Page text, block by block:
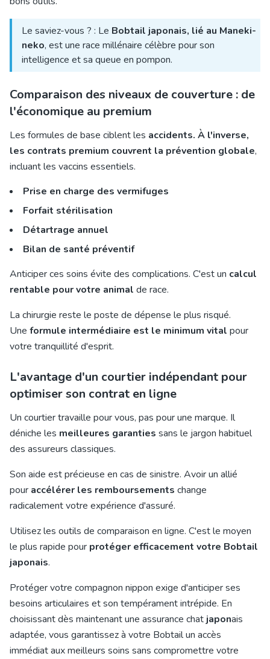
Le saviez-vous ? : Le Bobtail japonais, lié au Maneki-
neko, est une race millénaire célèbre pour son
intelligence et sa queue en pompon.
Comparaison des niveaux de couverture : de
l'économique au premium
Les formules de base ciblent les accidents. À l'inverse,
les contrats premium couvrent la prévention globale,
incluant les vaccins essentiels.
Prise en charge des vermifuges
Forfait stérilisation
Détartrage annuel
Bilan de santé préventif
Anticiper ces soins évite des complications. C'est un calcul
rentable pour votre animal de race.
La chirurgie reste le poste de dépense le plus risqué.
Une formule intermédiaire est le minimum vital pour
votre tranquillité d'esprit.
L'avantage d'un courtier indépendant pour
optimiser son contrat en ligne
Un courtier travaille pour vous, pas pour une marque. Il
déniche les meilleures garanties sans le jargon habituel
des assureurs classiques.
Son aide est précieuse en cas de sinistre. Avoir un allié
pour accélérer les remboursements change
radicalement votre expérience d'assuré.
Utilisez les outils de comparaison en ligne. C'est le moyen
le plus rapide pour protéger efficacement votre Bobtail
japonais.
Protéger votre compagnon nippon exige d'anticiper ses
besoins articulaires et son tempérament intrépide. En
choisissant dès maintenant une assurance chat japonais
adaptée, vous garantissez à votre Bobtail un accès
immédiat aux meilleurs soins sans compromettre votre